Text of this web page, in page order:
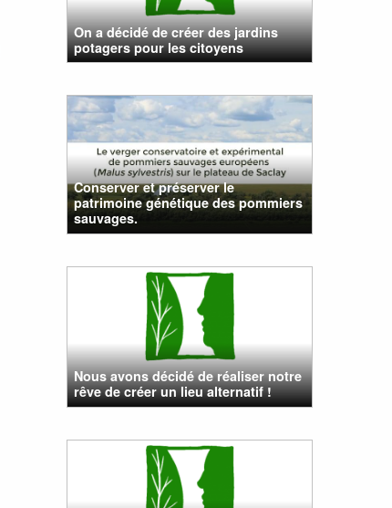
On a décidé de créer des jardins
potagers pour les citoyens
Conserver et préserver le
patrimoine génétique des pommiers
sauvages.
Nous avons décidé de réaliser notre
rêve de créer un lieu alternatif !